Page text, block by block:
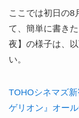
ここでは初日の8
て、簡単に書き
夜】の様子は、
い。
TOHOシネマズ
ゲリオン』オー